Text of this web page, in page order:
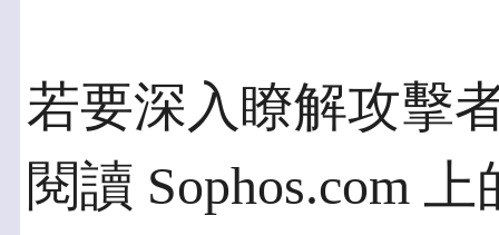
若要深入瞭解攻擊
閱讀 Sophos.com